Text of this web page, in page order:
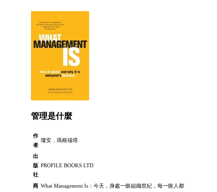
管理是什麼
作
者
瓊安．瑪格瑞塔
出
版
社
PROFILE BOOKS LTD
商 What Management Is：今天，身處一個組織世紀，每一個人都